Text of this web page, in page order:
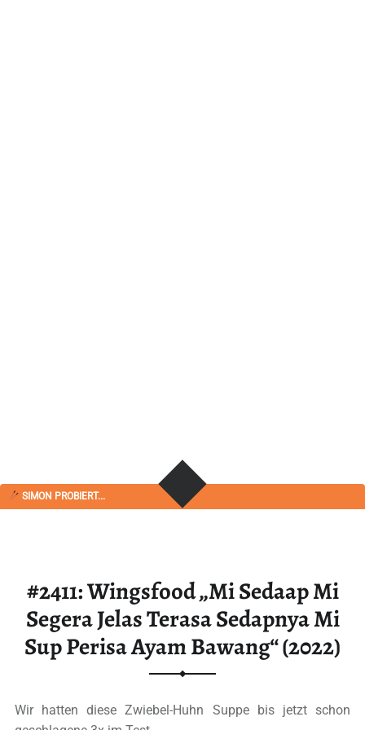
SIMON PROBIERT...
#2411: Wingsfood „Mi Sedaap Mi
Segera Jelas Terasa Sedapnya Mi
Sup Perisa Ayam Bawang“ (2022)
Wir hatten diese Zwiebel-Huhn Suppe bis jetzt schon